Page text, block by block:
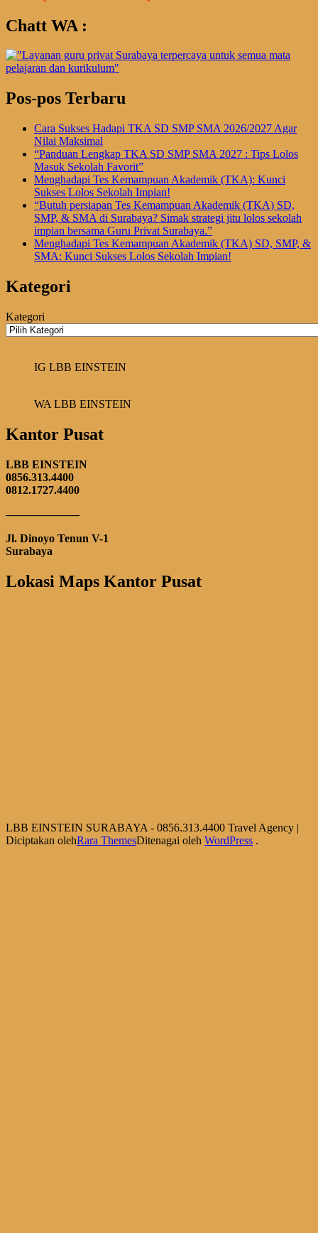
Chatt WA :
Pos-pos Terbaru
Cara Sukses Hadapi TKA SD SMP SMA 2026/2027 Agar
Nilai Maksimal
“Panduan Lengkap TKA SD SMP SMA 2027 : Tips Lolos
Masuk Sekolah Favorit”
Menghadapi Tes Kemampuan Akademik (TKA): Kunci
Sukses Lolos Sekolah Impian!
“Butuh persiapan Tes Kemampuan Akademik (TKA) SD,
SMP, & SMA di Surabaya? Simak strategi jitu lolos sekolah
impian bersama Guru Privat Surabaya.”
Menghadapi Tes Kemampuan Akademik (TKA) SD, SMP, &
SMA: Kunci Sukses Lolos Sekolah Impian!
Kategori
Kategori
IG LBB EINSTEIN
WA LBB EINSTEIN
Kantor Pusat
LBB EINSTEIN
0856.313.4400
0812.1727.4400
——————–
Jl. Dinoyo Tenun V-1
Surabaya
Lokasi Maps Kantor Pusat
LBB EINSTEIN SURABAYA - 0856.313.4400 Travel Agency |
Diciptakan olehRara ThemesDitenagai oleh WordPress .